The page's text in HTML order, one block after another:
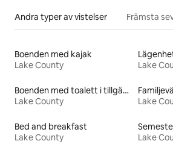
Andra typer av vistelser Främsta
Boenden med kajak
Lake County
Lake
Boenden med toalett i tillgänglighetsanpassad höjd
Lake County
Lake
Bed and breakfast
Lake County
Lake